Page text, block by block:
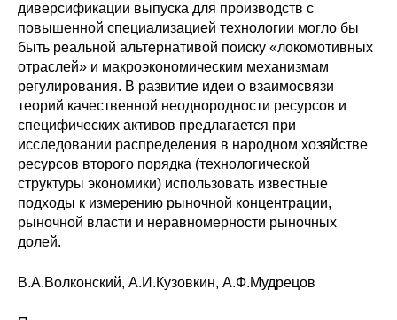
Выпуски
Редакционная этика
Информация для авторов
Общие требования
Стандарты оформления
Семинары
диверсификации выпуска для производств с
повышенной специализацией технологии могло бы
быть реальной альтернативой поиску «локомотивных
отраслей» и макроэкономическим механизмам
регулирования. В развитие идеи о взаимосвязи
теорий качественной неоднородности ресурсов и
специфических активов предлагается при
исследовании распределения в народном хозяйстве
ресурсов второго порядка (технологической
структуры экономики) использовать известные
подходы к измерению рыночной концентрации,
рыночной власти и неравномерности рыночных
долей.
В.А.Волконский, А.И.Кузовкин, А.Ф.Мудрецов